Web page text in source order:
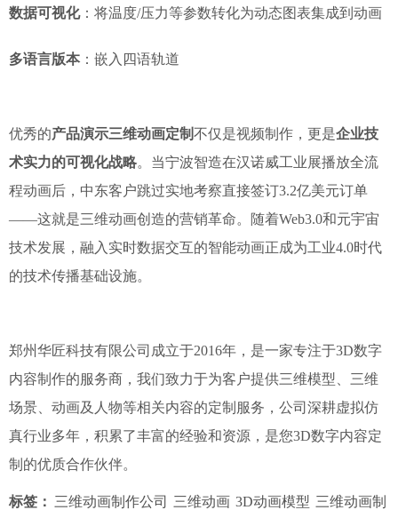
数据可视化：将温度/压力等参数转化为动态图表集成到动画
多语言版本：嵌入四语轨道
优秀的产品演示三维动画定制不仅是视频制作，更是企业技
术实力的可视化战略。当宁波智造在汉诺威工业展播放全流
程动画后，中东客户跳过实地考察直接签订3.2亿美元订单
——这就是三维动画创造的营销革命。随着Web3.0和元宇宙
技术发展，融入实时数据交互的智能动画正成为工业4.0时代
的技术传播基础设施。
郑州华匠科技有限公司成立于2016年，是一家专注于3D数字
内容制作的服务商，我们致力于为客户提供三维模型、三维
场景、动画及人物等相关内容的定制服务，公司深耕虚拟仿
真行业多年，积累了丰富的经验和资源，是您3D数字内容定
制的优质合作伙伴。
标签： 三维动画制作公司 三维动画 3D动画模型 三维动画制